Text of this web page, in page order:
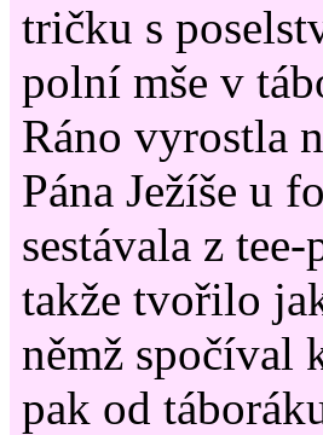
tričku s
polní mše v
Ráno vyrostla
Pána Ježíše u
sestávala z
takže tvořilo
němž spočíval
pak od